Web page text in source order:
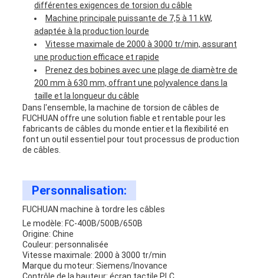
différentes exigences de torsion du câble
Machine principale puissante de 7,5 à 11 kW,
adaptée à la production lourde
Vitesse maximale de 2000 à 3000 tr/min, assurant
une production efficace et rapide
Prenez des bobines avec une plage de diamètre de
200 mm à 630 mm, offrant une polyvalence dans la
taille et la longueur du câble
Dans l'ensemble, la machine de torsion de câbles de
FUCHUAN offre une solution fiable et rentable pour les
fabricants de câbles du monde entier.et la flexibilité en
font un outil essentiel pour tout processus de production
de câbles.
Personnalisation:
FUCHUAN machine à tordre les câbles
Le modèle: FC-400B/500B/650B
Origine: Chine
Couleur: personnalisée
Vitesse maximale: 2000 à 3000 tr/min
Marque du moteur: Siemens/Inovance